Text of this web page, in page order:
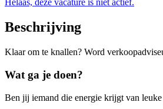
Helaas, deze vacature is niet actief.
Beschrijving
Klaar om te knallen? Word
Wat ga je doen?
Ben jij iemand die energie krijgt van